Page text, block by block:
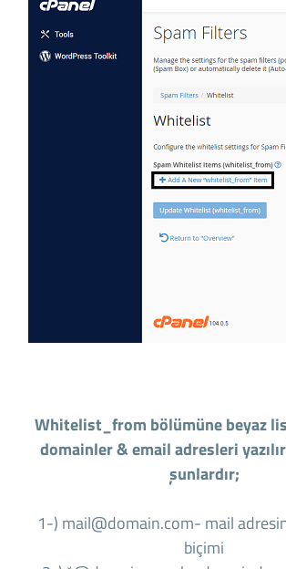
Whitelist_from bölümüne beyaz
domainler & email adresleri
şunlardır;
1-) mail@domain.com- mail
biçimi